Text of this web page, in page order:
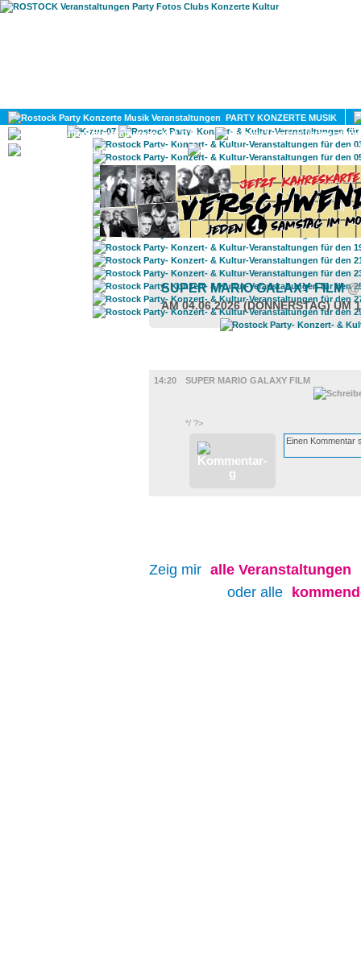
PARTY KONZERTE MUSIK
KULTUR
GAY
SUPER MARIO GALAXY FILM
AM 04.06.2026 (DONNERSTAG) UM
14:20
SUPER MARIO GALAXY FILM
*/ ?>
Zeig mir alle Veranstaltungen
oder alle